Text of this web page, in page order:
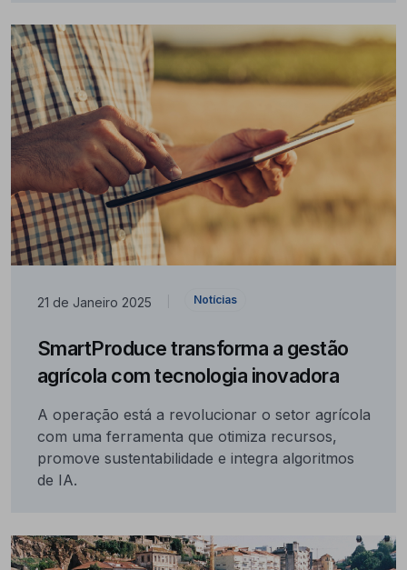
21 de Janeiro 2025 Notícias
SmartProduce transforma a gestão
agrícola com tecnologia inovadora
A operação está a revolucionar o setor agrícola
com uma ferramenta que otimiza recursos,
promove sustentabilidade e integra algoritmos
de IA.